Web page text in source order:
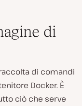
di
di comandi
Docker. È
ciò che serve